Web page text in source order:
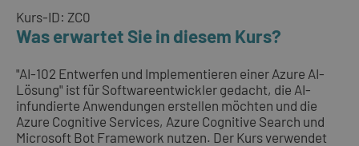
Kurs-ID: ZC0
Was erwartet Sie in diesem Kurs?
"AI-102 Entwerfen und Implementieren einer Azure AI-
Lösung" ist für Softwareentwickler gedacht, die AI-
infundierte Anwendungen erstellen möchten und die
Azure Cognitive Services, Azure Cognitive Search und
Microsoft Bot Framework nutzen. Der Kurs verwendet